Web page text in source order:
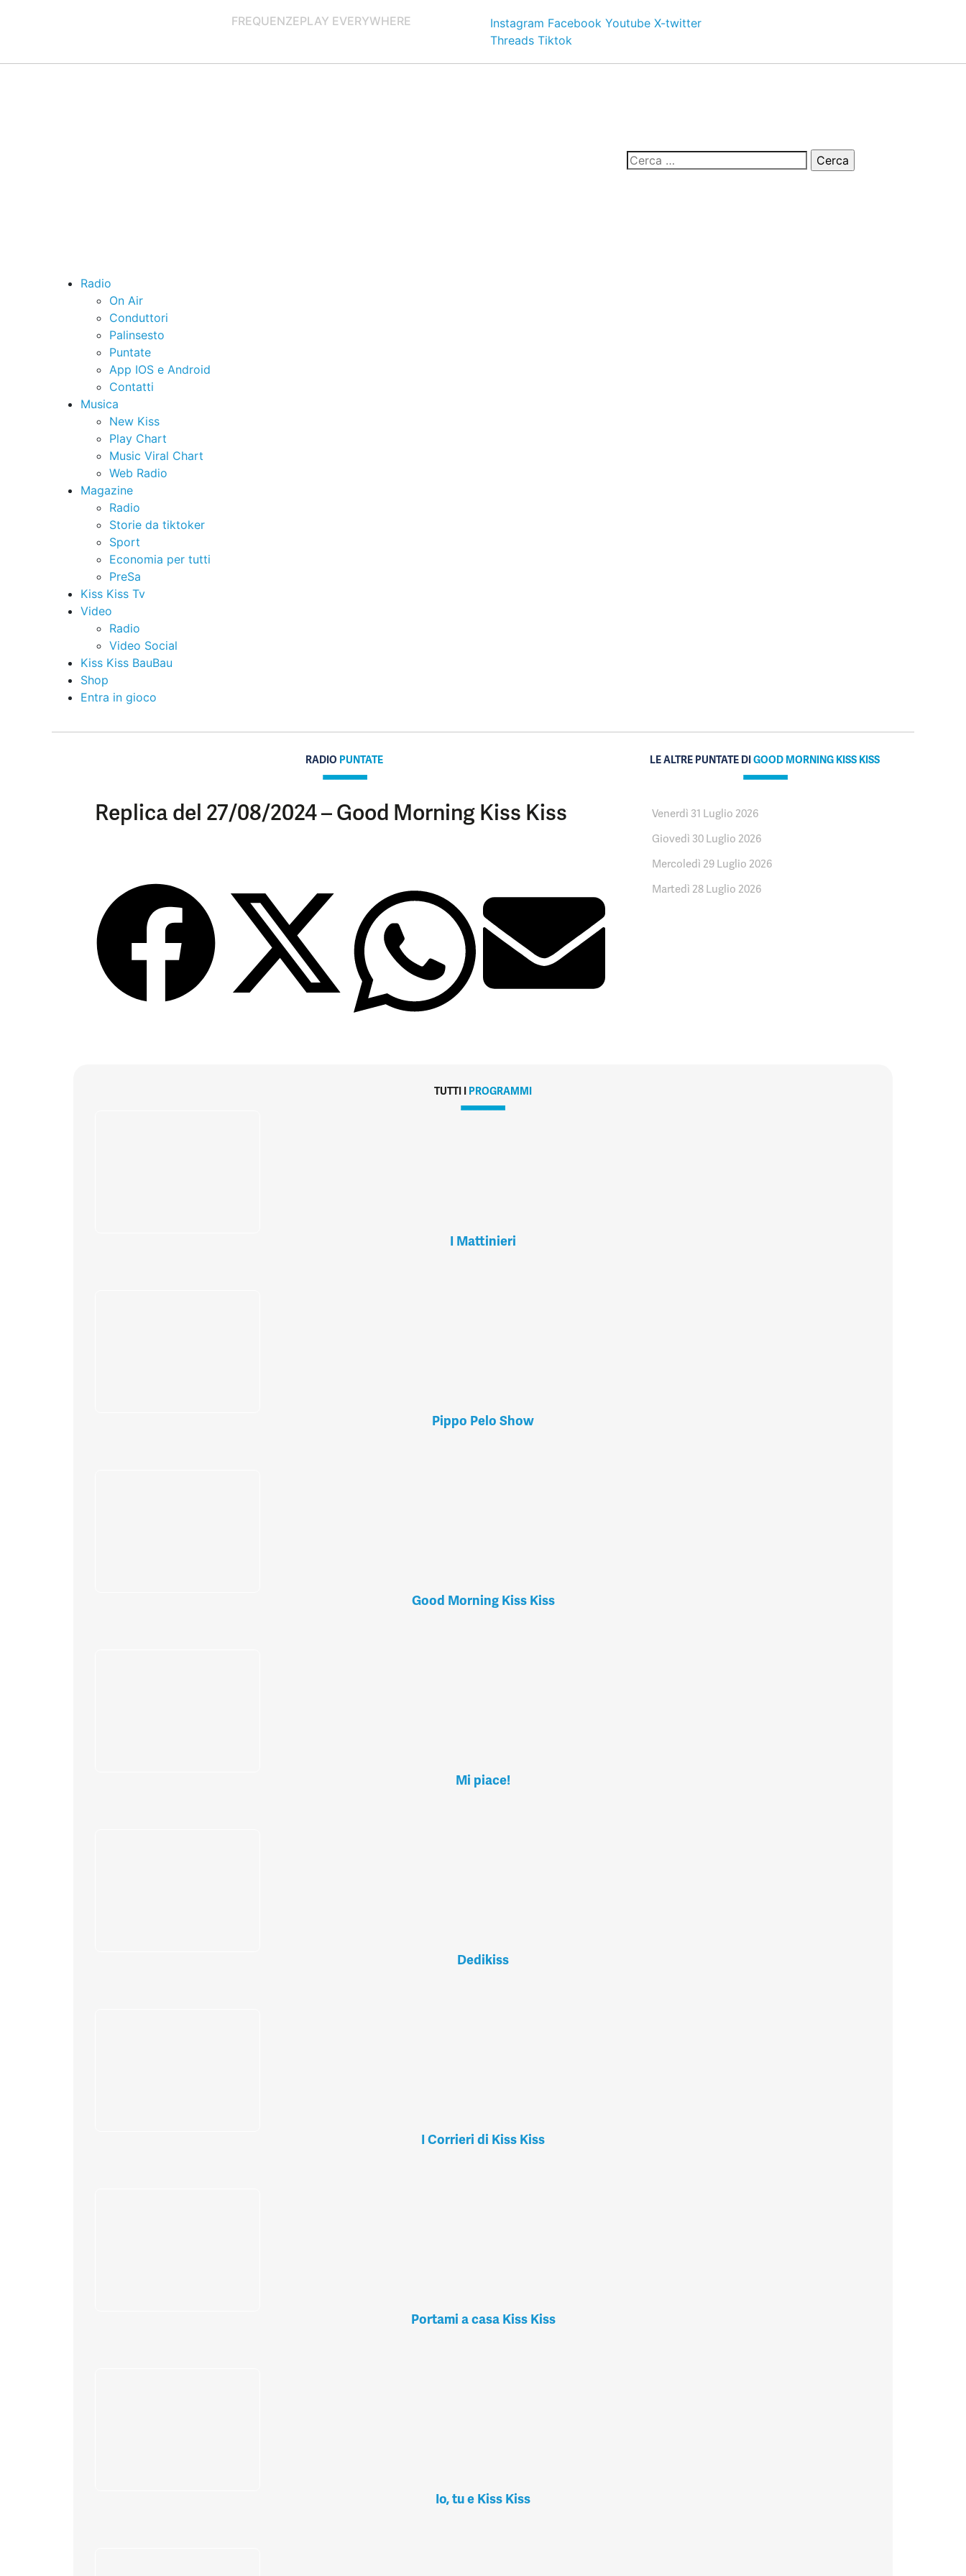
FREQUENZEPLAY EVERYWHERE Instagram Facebook Youtube X-twitter
Threads Tiktok
Radio
On Air
Conduttori
Palinsesto
Puntate
App IOS e Android
Contatti
Musica
New Kiss
Play Chart
Music Viral Chart
Web Radio
Magazine
Radio
Storie da tiktoker
Sport
Economia per tutti
PreSa
Kiss Kiss Tv
Video
Radio
Video Social
Kiss Kiss BauBau
Shop
Entra in gioco
RADIO PUNTATE
Replica del 27/08/2024 – Good Morning Kiss Kiss
LE ALTRE PUNTATE DIGOOD MORNING KISS KISS
Venerdì 31 Luglio 2026
Giovedì 30 Luglio 2026
Mercoledì 29 Luglio 2026
Martedì 28 Luglio 2026
TUTTI I PROGRAMMI
I Mattinieri
Pippo Pelo Show
Good Morning Kiss Kiss
Mi piace!
Dedikiss
I Corrieri di Kiss Kiss
Portami a casa Kiss Kiss
Io, tu e Kiss Kiss